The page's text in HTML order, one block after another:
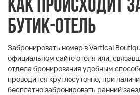
Как происходит
бутик-отель
Забронировать номер в Vertical
официальном сайте отеля или,
отдела бронирования удобным
проводится круглосуточно, при
бесплатно забронировать ранний